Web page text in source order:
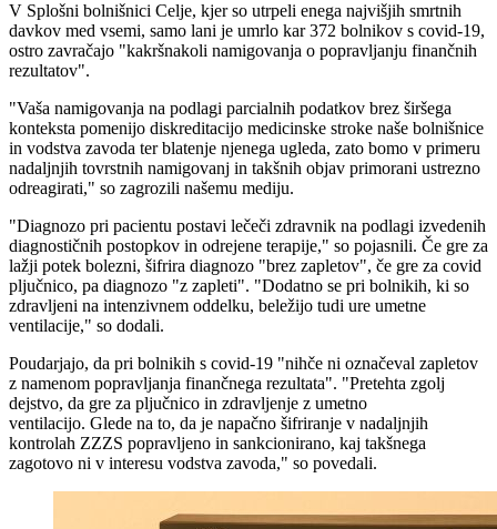
V Splošni bolnišnici Celje, kjer so utrpeli enega najvišjih smrtnih
davkov med vsemi, samo lani je umrlo kar 372 bolnikov s covid-19,
ostro zavračajo "kakršnakoli namigovanja o popravljanju finančnih
rezultatov".
"Vaša namigovanja na podlagi parcialnih podatkov brez širšega
konteksta pomenijo diskreditacijo medicinske stroke naše bolnišnice
in vodstva zavoda ter blatenje njenega ugleda, zato bomo v primeru
nadaljnjih tovrstnih namigovanj in takšnih objav primorani ustrezno
odreagirati," so zagrozili našemu mediju.
"Diagnozo pri pacientu postavi lečeči zdravnik na podlagi izvedenih
diagnostičnih postopkov in odrejene terapije," so pojasnili. Če gre za
lažji potek bolezni, šifrira diagnozo "brez zapletov", če gre za covid
pljučnico, pa diagnozo "z zapleti". "Dodatno se pri bolnikih, ki so
zdravljeni na intenzivnem oddelku, beležijo tudi ure umetne
ventilacije," so dodali.
Poudarjajo, da pri bolnikih s covid-19 "nihče ni označeval zapletov
z namenom popravljanja finančnega rezultata". "Pretehta zgolj
dejstvo, da gre za pljučnico in zdravljenje z umetno
ventilacijo. Glede na to, da je napačno šifriranje v nadaljnjih
kontrolah ZZZS popravljeno in sankcionirano, kaj takšnega
zagotovo ni v interesu vodstva zavoda," so povedali.